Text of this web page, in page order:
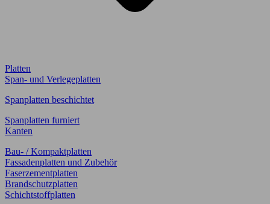
Platten
Span- und Verlegeplatten
Spanplatten beschichtet
Spanplatten furniert
Kanten
Bau- / Kompaktplatten
Fassadenplatten und Zubehör
Faserzementplatten
Brandschutzplatten
Schichtstoffplatten